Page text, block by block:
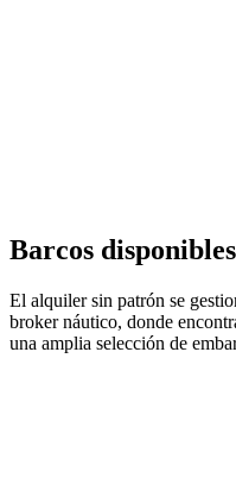
Barcos
El alquiler sin patrón se
broker náutico, donde
una amplia selección de